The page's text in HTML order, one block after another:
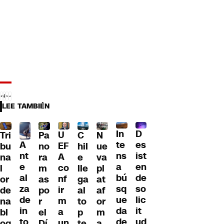
LEE TAMBIÉN
Tri
bu
na
l
or
de
na
bl
A
nt
e
al
za
de
in
Pa
no
ra
m
as
po
r
el
U
EF
A
co
nf
ir
m
a
C
hil
e
lle
ga
al
to
p
N
ue
va
pl
at
af
or
m
In
te
ns
a
bú
sq
ue
da
D
es
ist
en
de
so
lic
it